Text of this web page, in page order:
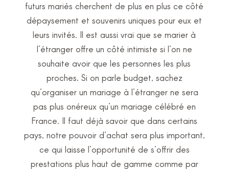
futurs mariés cherchent de plus en plus ce côté
dépaysement et souvenirs uniques pour eux et
leurs invités. Il est aussi vrai que se marier à
l’étranger offre un côté intimiste si l’on ne
souhaite avoir que les personnes les plus
proches. Si on parle budget, sachez
qu’organiser un mariage à l’étranger ne sera
pas plus onéreux qu’un mariage célébré en
France. Il faut déjà savoir que dans certains
pays, notre pouvoir d’achat sera plus important,
ce qui laisse l’opportunité de s’offrir des
prestations plus haut de gamme comme par